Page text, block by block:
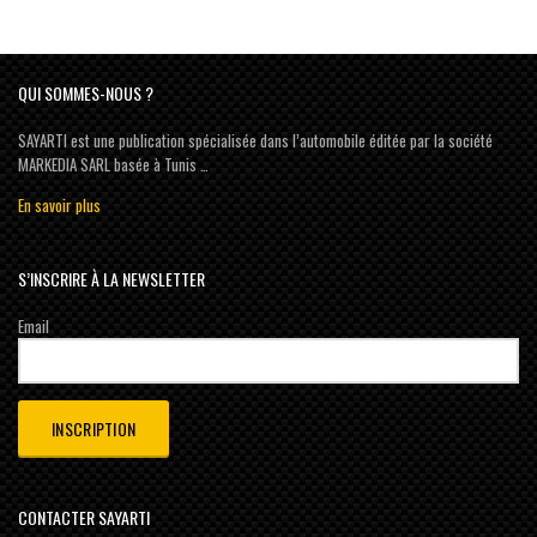
QUI SOMMES-NOUS ?
SAYARTI est une publication spécialisée dans l’automobile éditée par la société
MARKEDIA SARL basée à Tunis …
En savoir plus
S’INSCRIRE À LA NEWSLETTER
Email
CONTACTER SAYARTI